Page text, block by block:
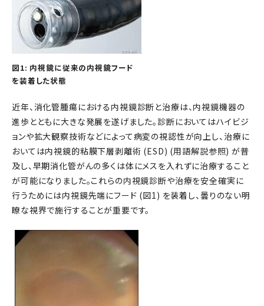
図1: 内視鏡に従来の内視鏡フード
を装着した状態
近年、消化管腫瘍における内視鏡診断と治療は、内視鏡機器の
進歩とともに大きな発展を遂げました。診断においてはハイビジ
ョンや拡大観察技術などによって病変の視認性が向上し、治療に
おいては内視鏡的粘膜下層剥離術 (ESD) (用語解説参照) が普
及し、早期消化管がんの多くは体にメスを入れずに治療すること
が可能になりました。これらの内視鏡診断や治療を安全確実に
行うためには内視鏡先端にフード (図1) を装着し、曇りのない明
瞭な視界で施行することが重要です。